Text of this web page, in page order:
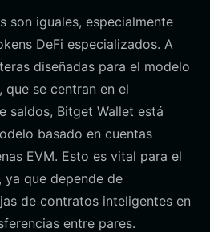
son iguales, especialmente
DeFi especializados. A
diseñadas para el modelo
que se centran en el
saldos, Bitget Wallet está
basado en cuentas
EVM. Esto es vital para el
que depende de
de contratos inteligentes en
entre pares.